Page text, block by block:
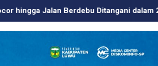
dalam 24 Jam Usai